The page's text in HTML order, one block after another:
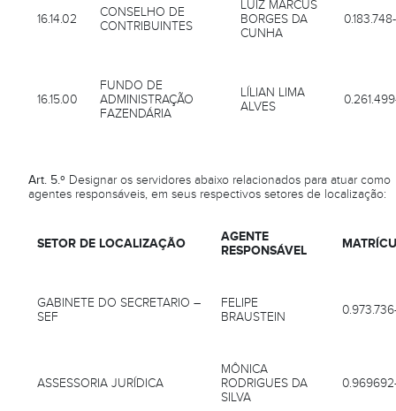
16.14.02
CONSELHO DE
CONTRIBUINTES
LUIZ MARCUS
BORGES DA
CUNHA
16.15.00
FUNDO DE
ADMINISTRAÇÃO
FAZENDÁRIA
LÍLIAN LIMA
ALVES
Art. 5.º Designar os servidores abaixo relacionados para atuar como
agentes responsáveis, em seus respectivos setores de localização:
SETOR DE LOCALIZAÇÃO
AGENTE
RESPONSÁVEL
GABINETE DO SECRETARIO –
SEF
FELIPE
BRAUSTEIN
ASSESSORIA JURÍDICA
MÔNICA
RODRIGUES DA
SILVA